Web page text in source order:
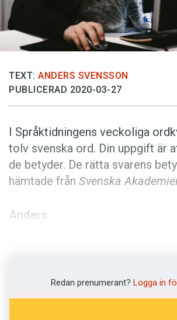
Anmäl till språkpolisen
Föreslå nyord
Annonsera
Prenumerera
TEXT: ANDERS SVENSSON
PUBLICERAD 2020-03-27
I Språktidningens veckoliga
tolv svenska ord. Din uppgift är
de betyder. De rätta svarens
hämtade från Svenska
Anders
Vet du vad orden
Redan prenumerant? Logga in